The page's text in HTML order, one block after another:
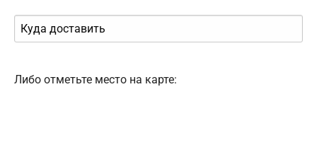
Либо отметьте место на карте: